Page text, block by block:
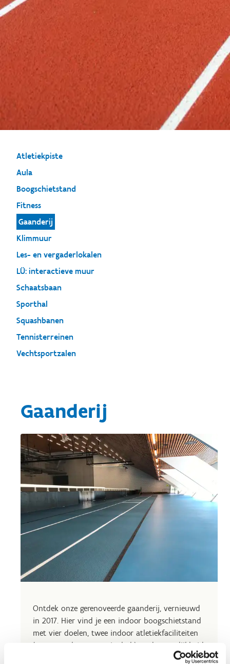
Atletiekpiste
Aula
Boogschietstand
Fitness
Gaanderij
Klimmuur
Les- en vergaderlokalen
LÜ: interactieve muur
Schaatsbaan
Sporthal
Squashbanen
Tennisterreinen
Vechtsportzalen
Gaanderij
Ontdek onze gerenoveerde gaanderij, vernieuwd
in 2017. Hier vind je een indoor boogschietstand
met vier doelen, twee indoor atletiekfaciliteiten
(spurtstrook en verspringbak) en de mogelijkheid